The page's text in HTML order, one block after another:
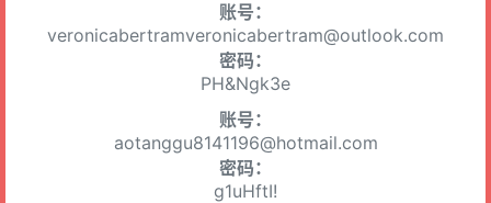
账号：
veronicabertramveronicabertram@outlook.com
密码：
PH&Ngk3e
账号：
aotanggu8141196@hotmail.com
密码：
g1uHftI!